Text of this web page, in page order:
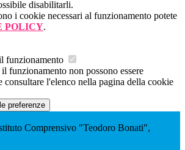
disabilitarli.
i cookie necessari al funzionamento potete
POLICY.
funzionamento
funzionamento non possono essere
consultare l'elenco nella pagina della cookie
preferenze
Comprensivo "Teodoro Bonati",